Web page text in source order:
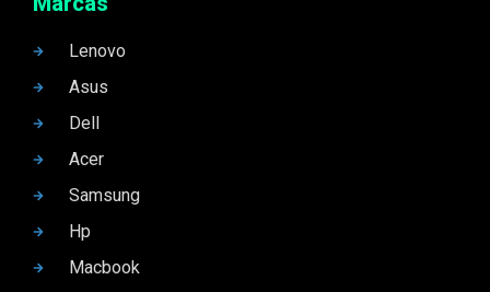
Lenovo
Asus
Dell
Acer
Samsung
Hp
Macbook